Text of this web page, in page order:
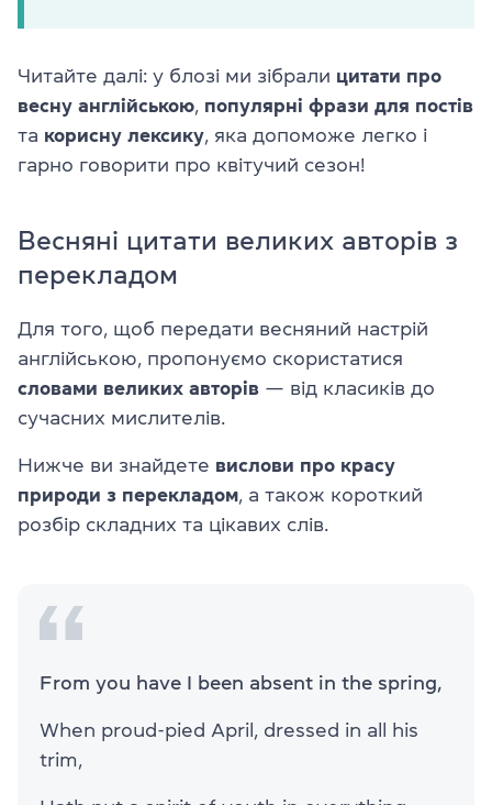
Читайте далі: у блозі ми зібрали цитати про
весну англійською, популярні фрази для постів
та корисну лексику, яка допоможе легко і
гарно говорити про квітучий сезон!
Весняні цитати великих авторів з
перекладом
Для того, щоб передати весняний настрій
англійською, пропонуємо скористатися
словами великих авторів — від класиків до
сучасних мислителів.
Нижче ви знайдете вислови про красу
природи з перекладом, а також короткий
розбір складних та цікавих слів.
From you have I been absent in the spring,
When proud-pied April, dressed in all his
trim,